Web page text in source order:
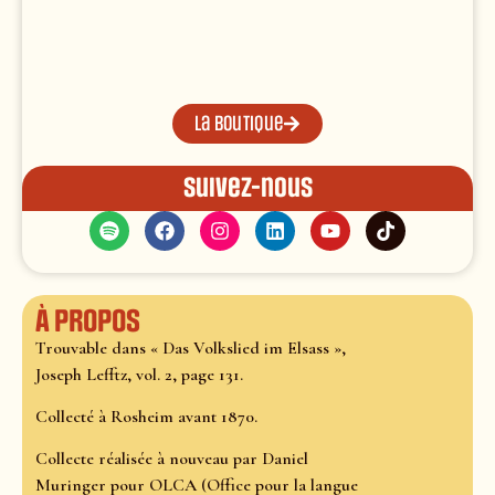
La boutique
Suivez-nous
À propos
Trouvable dans « Das Volkslied im Elsass »,
Joseph Lefftz, vol. 2, page 131.
Collecté à Rosheim avant 1870.
Collecte réalisée à nouveau par Daniel
Muringer pour OLCA (Office pour la langue